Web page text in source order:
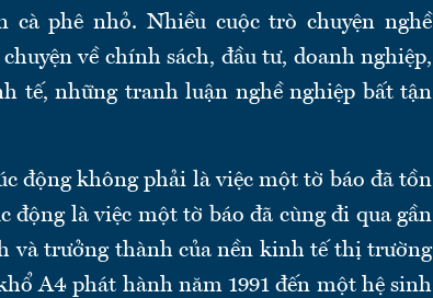
cà phê nhỏ. Nhiều cuộc trò chuyện nghề
về chính sách, đầu tư, doanh nghiệp,
tế, những tranh luận nghề nghiệp bất tận
động không phải là việc một tờ báo đã tồn
là việc một tờ báo đã cùng đi qua gần
trưởng thành của nền kinh tế thị trường
A4 phát hành năm 1991 đến một hệ sinh